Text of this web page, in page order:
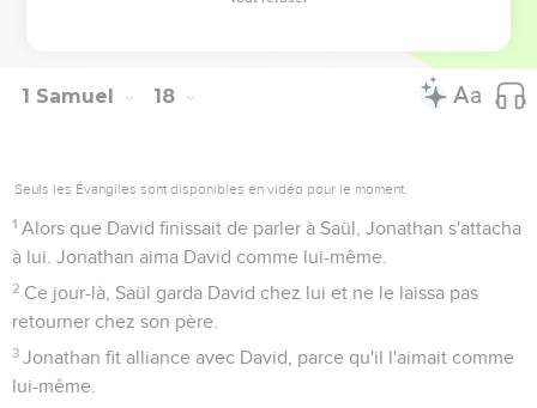
1 Samuel 18
Seuls les Évangiles sont disponibles en vidéo pour le moment.
1 Alors que David finissait de parler à Saül, Jonathan s'attacha
à lui. Jonathan aima David comme lui-même.
2 Ce jour-là, Saül garda David chez lui et ne le laissa pas
retourner chez son père.
3 Jonathan fit alliance avec David, parce qu'il l'aimait comme
lui-même.